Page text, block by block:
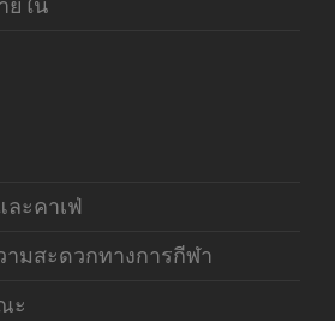
ะคาเฟ่
ามสะดวกทางการกีฬา
ะ